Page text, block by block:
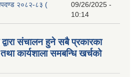
२०८२-८३ (
09/26/2025 -
10:14
द्वारा संचालन हुने सबै प्रकारका
तथा कार्यशाला समबन्धि खर्चको